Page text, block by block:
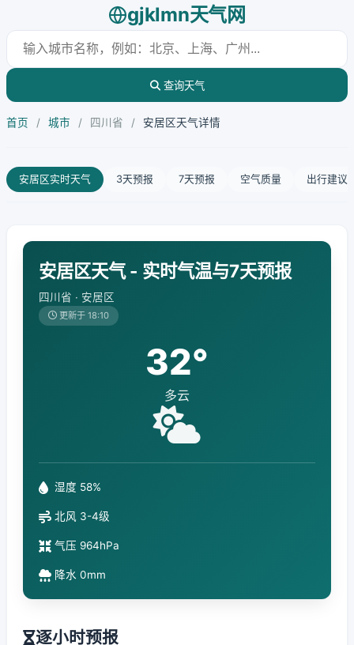
gjklmn天气网
查询天气
首页 / 城市 / 四川省 / 安居区天气详情
安居区实时天气 3天预报 7天预报 空气质量 出行建议
安居区天气 - 实时气温与7天预报
四川省 · 安居区
更新于 18:10
32°
多云
湿度 58%
北风 3-4级
气压 964hPa
降水 0mm
逐小时预报